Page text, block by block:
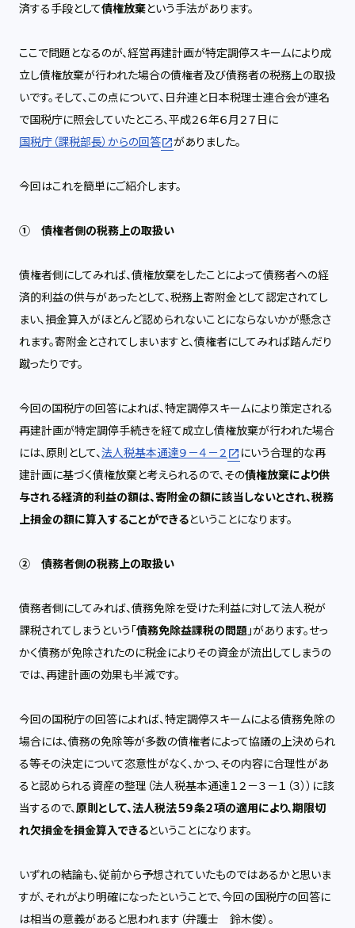
済する手段として債権放棄という手法があります。
ここで問題となるのが、経営再建計画が特定調停スキームにより成
立し債権放棄が行われた場合の債権者及び債務者の税務上の取扱
いです。そして、この点について、日弁連と日本税理士連合会が連名
で国税庁に照会していたところ、平成２６年６月２７日に
国税庁（課税部長）からの回答
がありました。
今回はこれを簡単にご紹介します。
① 債権者側の税務上の取扱い
債権者側にしてみれば、債権放棄をしたことによって債務者への経
済的利益の供与があったとして、税務上寄附金として認定されてし
まい、損金算入がほとんど認められないことにならないかが懸念さ
れます。寄附金とされてしまいますと、債権者にしてみれば踏んだり
蹴ったりです。
今回の国税庁の回答によれば、特定調停スキームにより策定される
再建計画が特定調停手続きを経て成立し債権放棄が行われた場合
には、原則として、法人税基本通達９－４－２
にいう合理的な再
建計画に基づく債権放棄と考えられるので、その債権放棄により供
与される経済的利益の額は、寄附金の額に該当しないとされ、税務
上損金の額に算入することができるということになります。
② 債務者側の税務上の取扱い
債務者側にしてみれば、債務免除を受けた利益に対して法人税が
課税されてしまうという「債務免除益課税の問題」があります。せっ
かく債務が免除されたのに税金によりその資金が流出してしまうの
では、再建計画の効果も半減です。
今回の国税庁の回答によれば、特定調停スキームによる債務免除の
場合には、債務の免除等が多数の債権者によって協議の上決められ
る等その決定について恣意性がなく、かつ、その内容に合理性があ
ると認められる資産の整理（法人税基本通達１２－３－１（３））に該
当するので、原則として、法人税法５９条２項の適用により、期限切
れ欠損金を損金算入できるということになります。
いずれの結論も、従前から予想されていたものではあるかと思いま
すが、それがより明確になったということで、今回の国税庁の回答に
は相当の意義があると思われます（弁護士 鈴木俊）。